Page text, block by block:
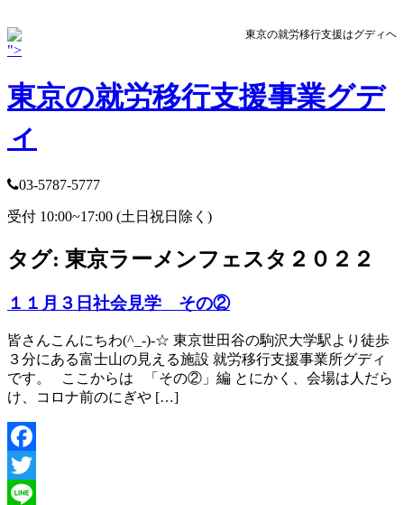
東京の就労移行支援はグディヘ
">
東京の就労移行支援事業グデ
ィ
03-5787-5777
受付 10:00~17:00 (土日祝日除く)
タグ: 東京ラーメンフェスタ２０２２
１１月３日社会見学 その②
皆さんこんにちわ(^_-)-☆ 東京世田谷の駒沢大学駅より徒歩
３分にある富士山の見える施設 就労移行支援事業所グディ
です。 ここからは 「その②」編 とにかく、会場は人だら
け、コロナ前のにぎや […]
Facebook
Twitter